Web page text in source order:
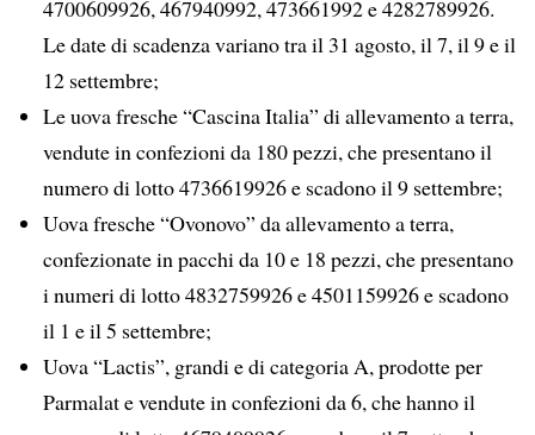
4700609926, 467940992, 473661992 e 4282789926.
Le date di scadenza variano tra il 31 agosto, il 7, il 9 e il
12 settembre;
Le uova fresche “Cascina Italia” di allevamento a terra,
vendute in confezioni da 180 pezzi, che presentano il
numero di lotto 4736619926 e scadono il 9 settembre;
Uova fresche “Ovonovo” da allevamento a terra,
confezionate in pacchi da 10 e 18 pezzi, che presentano
i numeri di lotto 4832759926 e 4501159926 e scadono
il 1 e il 5 settembre;
Uova “Lactis”, grandi e di categoria A, prodotte per
Parmalat e vendute in confezioni da 6, che hanno il